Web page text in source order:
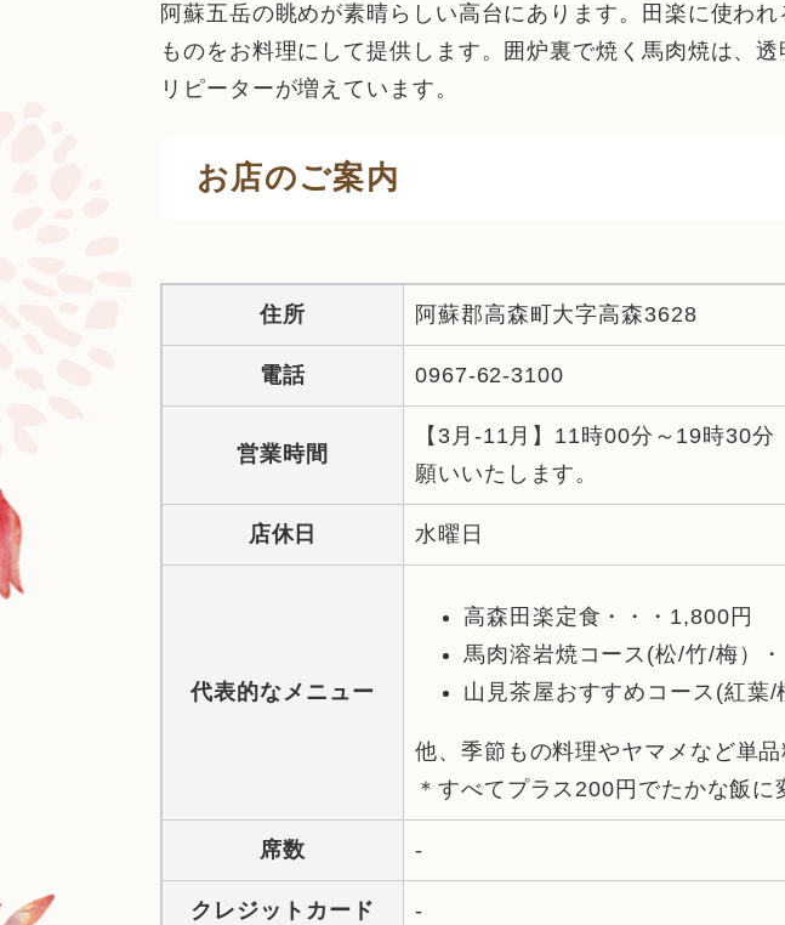
阿蘇五岳の眺めが素晴らしい高台にあります。田楽に使わ
ものをお料理にして提供します。囲炉裏で焼く馬肉焼は、
リピーターが増えています。
お店のご案内
住所 阿蘇郡高森町大字高森3628
電話 0967-62-3100
営業時間
【3月-11月】11時00分～19時30
願いいたします。
店休日 水曜日
代表的なメニュー
高森田楽定食・・・1,800円
馬肉溶岩焼コース(松/竹/梅）
山見茶屋おすすめコース(紅葉
他、季節もの料理やヤマメなど単品
＊すべてプラス200円でたかな飯に
席数 -
クレジットカード -